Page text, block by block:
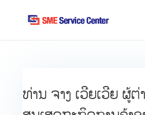
ທ່ານ ຈາງ ເວີຍເວີຍ ຜູ້ຕ່